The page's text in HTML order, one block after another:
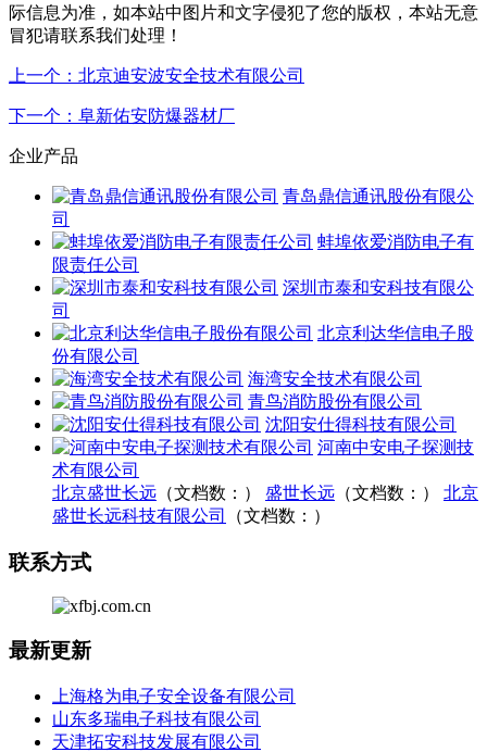
际信息为准，如本站中图片和文字侵犯了您的版权，本站无意
冒犯请联系我们处理！
上一个：北京迪安波安全技术有限公司
下一个：阜新佑安防爆器材厂
企业产品
青岛鼎信通讯股份有限公
司
蚌埠依爱消防电子有
限责任公司
深圳市泰和安科技有限公
司
北京利达华信电子股
份有限公司
海湾安全技术有限公司
青鸟消防股份有限公司
沈阳安仕得科技有限公司
河南中安电子探测技
术有限公司
北京盛世长远 （文档数：） 盛世长远 （文档数：） 北京
盛世长远科技有限公司
（文档数：）
联系方式
最新更新
上海格为电子安全设备有限公司
山东多瑞电子科技有限公司
天津拓安科技发展有限公司